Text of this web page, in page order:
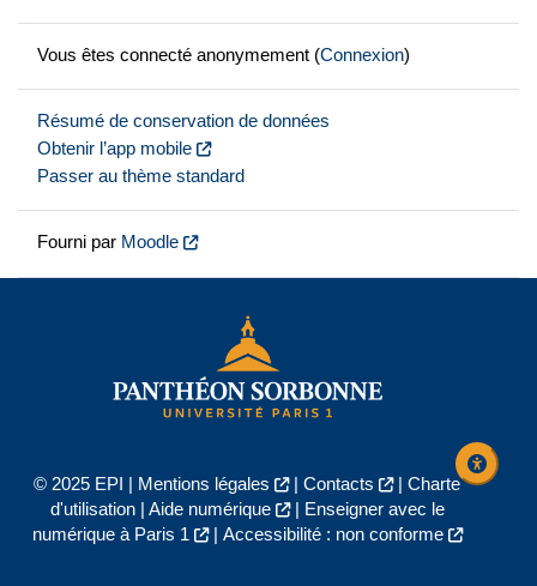
Vous êtes connecté anonymement (Connexion)
Résumé de conservation de données
Obtenir l’app mobile
Passer au thème standard
Fourni par Moodle
© 2025 EPI | Mentions légales | Contacts | Charte
d'utilisation| Aide numérique |
Enseigner avec le
numérique à Paris 1
| Accessibilité : non conforme